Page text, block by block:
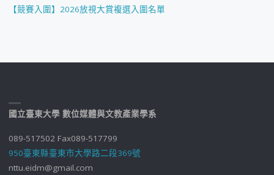
【競賽入圍】2026放視大賞複選入圍名單
國立臺東大學 數位媒體與文教產業學系
089-517502 Fax089-517799
950臺東縣臺東市大學路二段369號
nttu.eidm@gmail.com